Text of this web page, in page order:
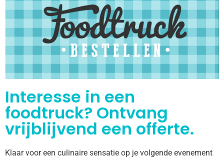
Interesse in een
foodtruck? Ontvang
vrijblijvend een offerte.
Klaar voor een culinaire sensatie op je volgende evenement